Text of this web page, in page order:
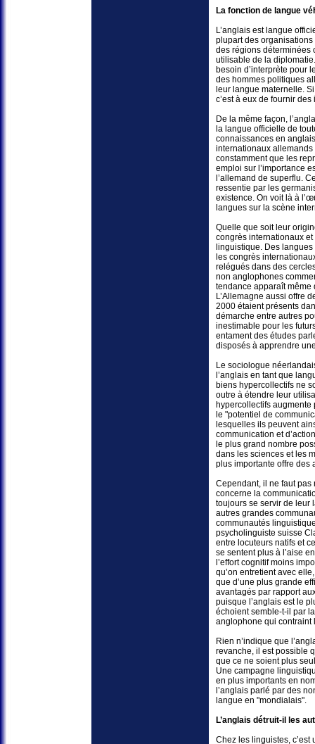
La fonction de langue
L’anglais est langue
plupart des
des régions déterminées
utilisable de la
besoin d’interprète pour
des hommes politiques
leur langue maternelle.
c’est à eux de fournir des
De la même façon,
la langue officielle de
connaissances en
internationaux allemands
constamment que les
emploi sur l’importance
l’allemand de superflu.
ressentie par les
existence. On voit là à
langues sur la scène
Quelle que soit leur
congrès internationaux
linguistique. Des
les congrès
relégués dans des
non anglophones
tendance apparaît même
L’Allemagne aussi offre
2000 étaient présents
démarche entre autres
inestimable pour les
entament des études
disposés à apprendre
Le sociologue
l’anglais en tant que
biens hypercollectifs ne
outre à étendre leur
hypercollectifs augmente
le "potentiel de
lesquelles ils peuvent
communication et
le plus grand nombre
dans les sciences et les
plus importante offre des
Cependant, il ne faut
concerne la
toujours se servir de leur
autres grandes
communautés
psycholinguiste suisse
entre locuteurs natifs et
se sentent plus à l’aise
l’effort cognitif moins
qu’on entretient avec
que d’une plus grande
avantagés par rapport
puisque l’anglais est le
échoient semble-t-il par
anglophone qui contraint
Rien n’indique que
revanche, il est possible
que ce ne soient plus
Une campagne
en plus importants en
l’anglais parlé par des
langue en "mondialais".
L’anglais détruit-il les
Chez les linguistes,